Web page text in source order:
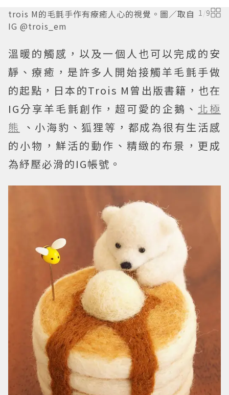
trois M的毛氈手作有療癒人心的視覺。圖／取自
IG @trois_em
1 /9
溫暖的觸感，以及一個人也可以完成的安
靜、療癒，是許多人開始接觸羊毛氈手做
的起點，日本的Trois M曾出版書籍，也在
IG分享羊毛氈創作，超可愛的企鵝、 北極
熊
、小海豹、狐狸等，都成為很有生活感
的小物，鮮活的動作、精緻的布景，更成
為紓壓必滑的IG帳號。